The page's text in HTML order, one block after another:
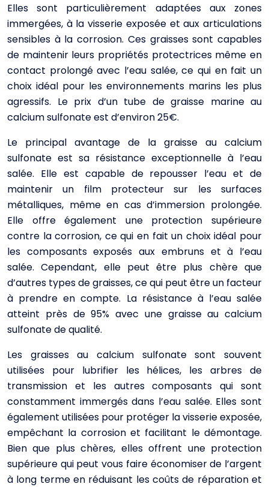
Elles sont particulièrement adaptées aux zones
immergées, à la visserie exposée et aux articulations
sensibles à la corrosion. Ces graisses sont capables
de maintenir leurs propriétés protectrices même en
contact prolongé avec l’eau salée, ce qui en fait un
choix idéal pour les environnements marins les plus
agressifs. Le prix d’un tube de graisse marine au
calcium sulfonate est d’environ 25€.
Le principal avantage de la graisse au calcium
sulfonate est sa résistance exceptionnelle à l’eau
salée. Elle est capable de repousser l’eau et de
maintenir un film protecteur sur les surfaces
métalliques, même en cas d’immersion prolongée.
Elle offre également une protection supérieure
contre la corrosion, ce qui en fait un choix idéal pour
les composants exposés aux embruns et à l’eau
salée. Cependant, elle peut être plus chère que
d’autres types de graisses, ce qui peut être un facteur
à prendre en compte. La résistance à l’eau salée
atteint près de 95% avec une graisse au calcium
sulfonate de qualité.
Les graisses au calcium sulfonate sont souvent
utilisées pour lubrifier les hélices, les arbres de
transmission et les autres composants qui sont
constamment immergés dans l’eau salée. Elles sont
également utilisées pour protéger la visserie exposée,
empêchant la corrosion et facilitant le démontage.
Bien que plus chères, elles offrent une protection
supérieure qui peut vous faire économiser de l’argent
à long terme en réduisant les coûts de réparation et